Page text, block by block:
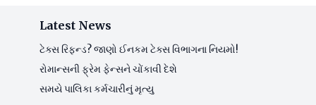
Latest News
ટેક્સ રિફન્ડ? જાણો ઈનકમ ટેક્સ વિભાગના નિયમો!
રોમાન્સની ફ્રેમ ફેન્સને ચોંકાવી દેશે
સમયે પાલિકા કર્મચારીનું મૃત્યુ